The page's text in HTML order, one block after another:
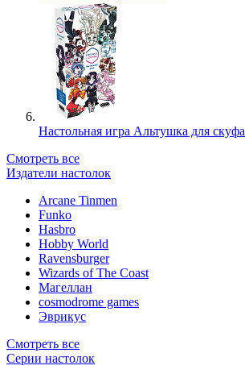
Настольная игра Альтушка для скуфа
Смотреть все
Издатели настолок
Arcane Tinmen
Funko
Hasbro
Hobby World
Ravensburger
Wizards of The Coast
Магеллан
сosmodrome games
Эврикус
Смотреть все
Серии настолок